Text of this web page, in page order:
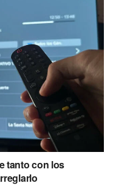
tanto con los